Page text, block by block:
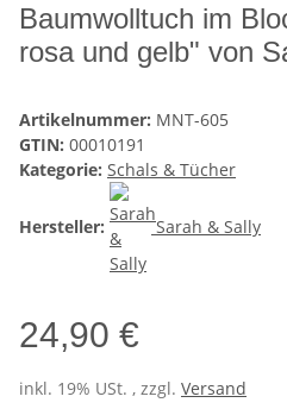
Baumwolltuch im
rosa und gelb" von
Artikelnummer: MNT-605
GTIN: 00010191
Kategorie: Schals & Tücher
Hersteller: Sarah & Sally
24,90 €
inkl. 19% USt. , zzgl. Versand